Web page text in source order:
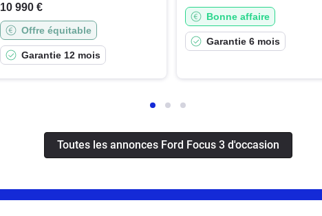
10 990 €
Offre équitable
Garantie 12 mois
Bonne affaire
Garantie 6 mois
Toutes les annonces Ford Focus 3 d'occasion